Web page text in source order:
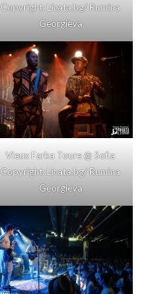
Copyright: Licata.bg/ Rumina
Georgieva
Vieux Farka Toure @ Sofia
Copyright: Licata.bg/ Rumina
Georgieva